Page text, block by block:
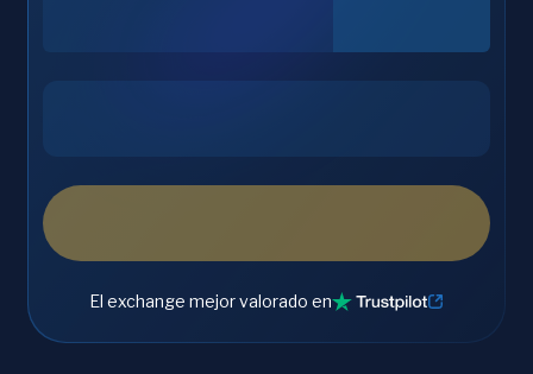
El exchange mejor valorado en